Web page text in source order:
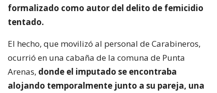
formalizado como autor del delito de femicidio
tentado.
El hecho, que movilizó al personal de Carabineros,
ocurrió en una cabaña de la comuna de Punta
Arenas, donde el imputado se encontraba
alojando temporalmente junto a su pareja, una